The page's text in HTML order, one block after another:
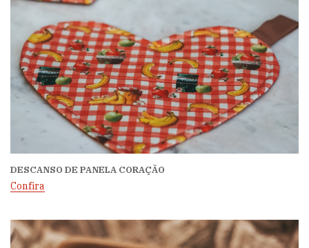
DESCANSO DE PANELA CORAÇÃO
Confira